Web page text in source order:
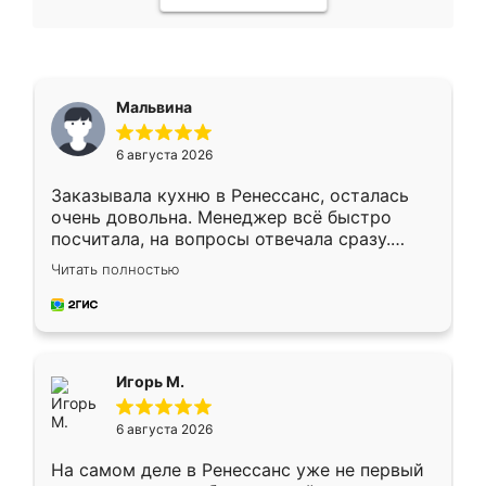
Мальвина
6 августа 2026
Заказывала кухню в Ренессанс, осталась
очень довольна. Менеджер всё быстро
посчитала, на вопросы отвечала сразу.
Замерщик приехал в субботу, подошёл к
делу со всей ответственностью. Собрали
за день, ребята работали аккуратно, даже
Читать полностью
Игорь М.
6 августа 2026
На самом деле в Ренессанс уже не первый